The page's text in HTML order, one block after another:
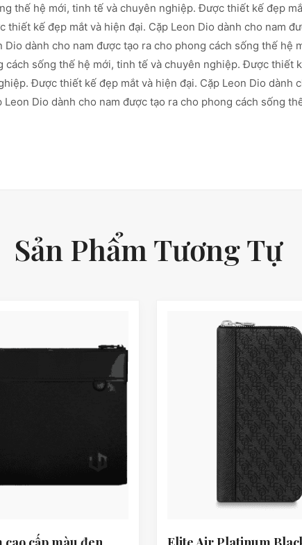
thế hệ mới, tinh tế và chuyên nghiệp. Được thiết kế đẹp
kế đẹp mắt và hiện đại. Cặp Leon Dio dành cho nam
dành cho nam được tạo ra cho phong cách sống thế
sống thế hệ mới, tinh tế và chuyên nghiệp. Được thiết
Được thiết kế đẹp mắt và hiện đại. Cặp Leon Dio dành
Dio dành cho nam được tạo ra cho phong cách sống
Sản Phẩm Tương Tự